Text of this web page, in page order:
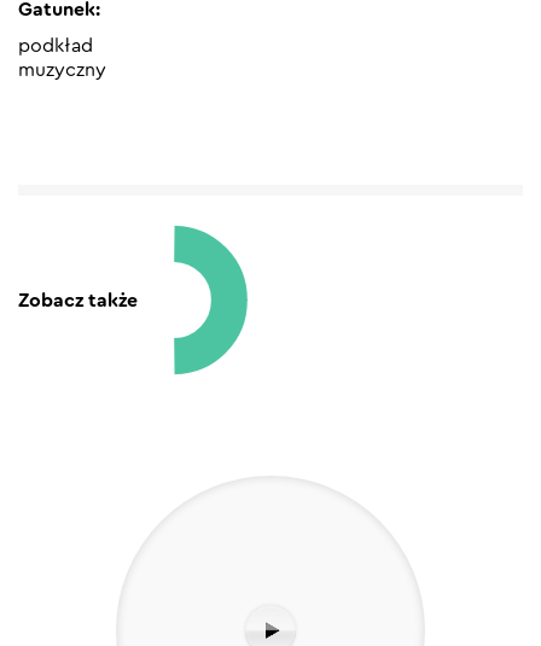
Gatunek:
podkład
muzyczny
Zobacz także